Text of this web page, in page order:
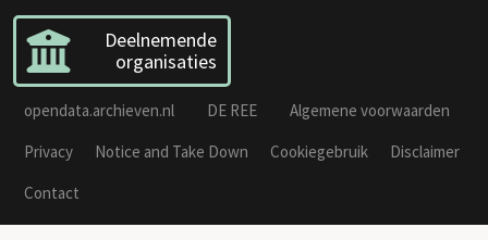
Deelnemende
organisaties
opendata.archieven.nl DE REE
Algemene voorwaarden
Privacy
Notice and Take Down Cookiegebruik
Disclaimer
Contact